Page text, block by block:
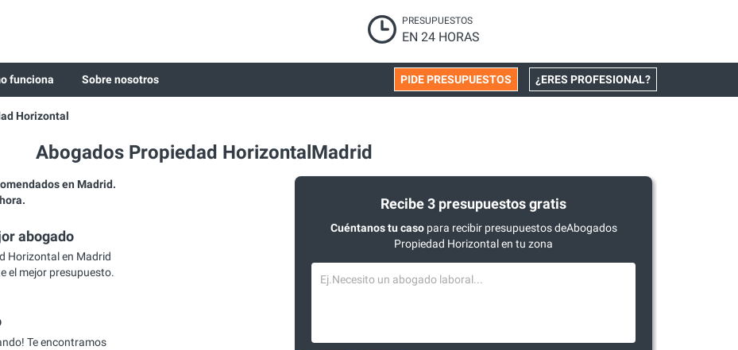
PRESUPUESTOS
EN 24 HORAS
funciona Sobre nosotros ¿ERES PROFESIONAL?
PIDE PRESUPUESTOS
Horizontal
Abogados Propiedad HorizontalMadrid
en Madrid.
abogado
Horizontal en Madrid
el mejor presupuesto.
Te encontramos
Recibe 3 presupuestos gratis
Cuéntanos tu casopara recibir presupuestos deAbogados
Propiedad Horizontal en tu zona